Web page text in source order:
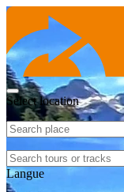
Select location
Langue